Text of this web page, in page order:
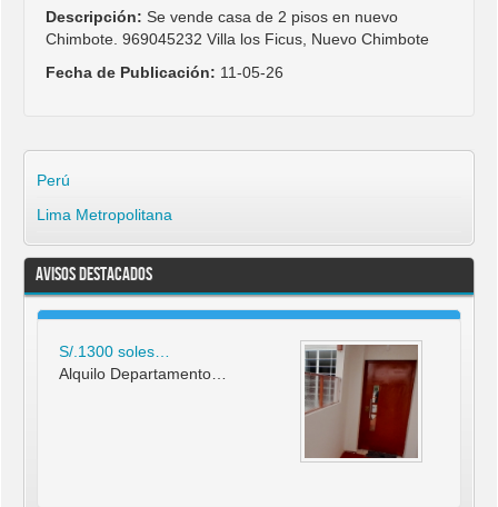
Descripción: Se vende casa de 2 pisos en nuevo
Chimbote. 969045232 Villa los Ficus, Nuevo Chimbote
Fecha de Publicación: 11-05-26
Perú
Lima Metropolitana
Avisos Destacados
S/.1300 soles…
Alquilo Departamento…